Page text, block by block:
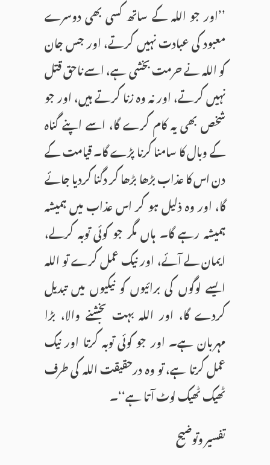
’’اور جو اللہ کے ساتھ کسی بھی دوسرے
معبود کی عبادت نہیں کرتے، اور جس جان
کو اللہ نے حرمت بخشی ہے، اسے ناحق قتل
نہیں کرتے، اور نہ وہ زنا کرتے ہیں، اور جو
شخص بھی یہ کام کرے گا، اسے اپنے گناہ
کے وبال کا سامنا کرنا پڑے گا۔ قیامت کے
دن اس کا عذاب بڑھا بڑھا کر دگنا کردیا جائے
گا، اور وہ ذلیل ہو کر اس عذاب میں ہمیشہ
ہمیشہ رہے گا۔ ہاں مگر جو کوئی توبہ کرلے،
ایمان لے آئے، اور نیک عمل کرے تو اللہ
ایسے لوگوں کی برائیوں کو نیکیوں میں تبدیل
کردے گا، اور اللہ بہت بخشنے والا، بڑا
مہربان ہے۔ اور جو کوئی توبہ کرتا اور نیک
عمل کرتا ہے، تو وہ درحقیقت اللہ کی طرف
ٹھیک ٹھیک لوٹ آتا ہے‘‘۔
تفسیر وتوضیح